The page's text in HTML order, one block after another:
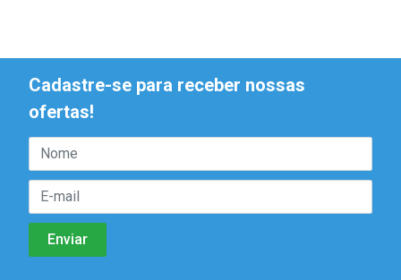
Cadastre-se para receber nossas
ofertas!